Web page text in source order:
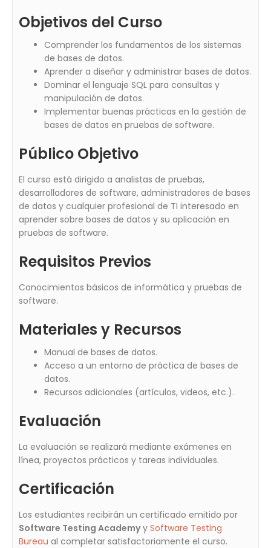
Objetivos del Curso
Comprender los fundamentos de los sistemas
de bases de datos.
Aprender a diseñar y administrar bases de datos.
Dominar el lenguaje SQL para consultas y
manipulación de datos.
Implementar buenas prácticas en la gestión de
bases de datos en pruebas de software.
Público Objetivo
El curso está dirigido a analistas de pruebas,
desarrolladores de software, administradores de bases
de datos y cualquier profesional de TI interesado en
aprender sobre bases de datos y su aplicación en
pruebas de software.
Requisitos Previos
Conocimientos básicos de informática y pruebas de
software.
Materiales y Recursos
Manual de bases de datos.
Acceso a un entorno de práctica de bases de
datos.
Recursos adicionales (artículos, videos, etc.).
Evaluación
La evaluación se realizará mediante exámenes en
línea, proyectos prácticos y tareas individuales.
Certificación
Los estudiantes recibirán un certificado emitido por
Software Testing Academyy Software Testing
Bureau al completar satisfactoriamente el curso.